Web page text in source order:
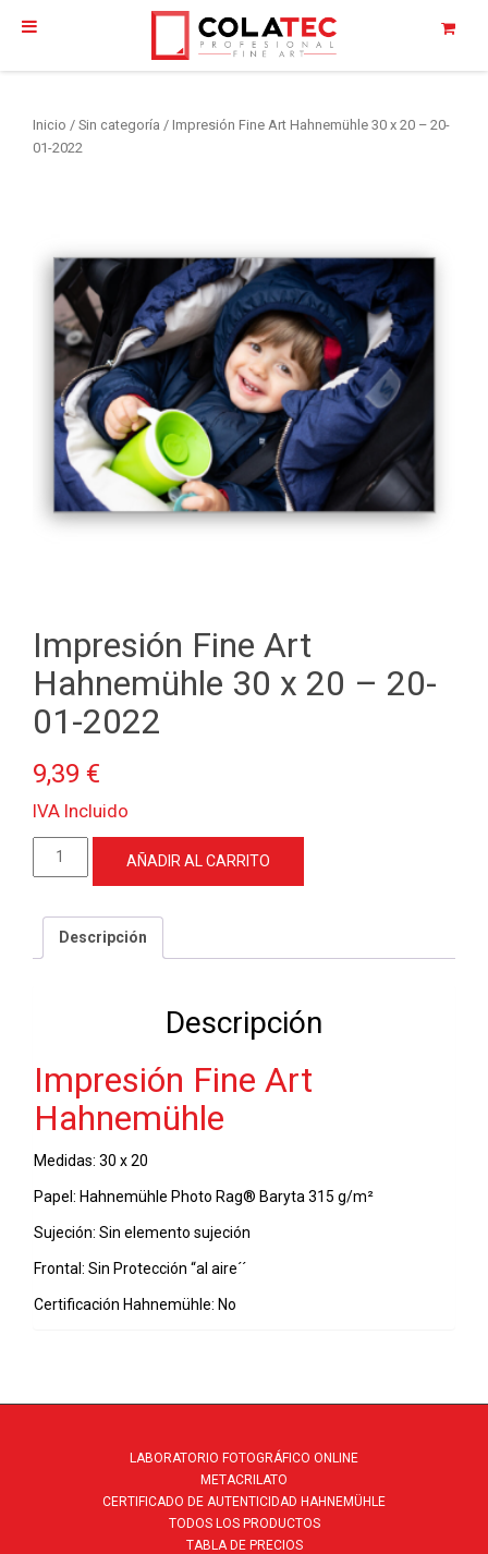
Inicio / Sin categoría / Impresión Fine Art Hahnemühle 30 x 20 – 20-
01-2022
Impresión Fine Art
Hahnemühle 30 x 20 – 20-
01-2022
9,39 €
IVA Incluido
Impresión
Fine
Hahnemühle
01-
cantidad
AÑADIR AL CARRITO
Descripción
Descripción
Impresión Fine Art
Hahnemühle
Medidas: 30 x 20
Papel: Hahnemühle Photo Rag® Baryta 315 g/m²
Sujeción: Sin elemento sujeción
Frontal: Sin Protección “al aire´´
Certificación Hahnemühle: No
LABORATORIO FOTOGRÁFICO ONLINE
METACRILATO
CERTIFICADO DE AUTENTICIDAD HAHNEMÜHLE
TODOS LOS PRODUCTOS
TABLA DE PRECIOS